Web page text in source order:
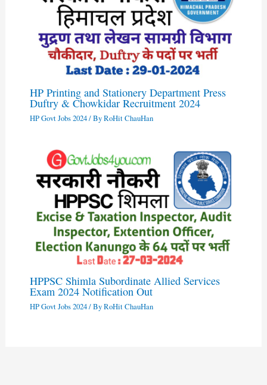
HP Printing and Stationery Department Press
Duftry & Chowkidar Recruitment 2024
HP Govt Jobs 2024/ ByRoHit ChauHan
HPPSC Shimla Subordinate Allied Services
Exam 2024 Notification Out
HP Govt Jobs 2024/ ByRoHit ChauHan